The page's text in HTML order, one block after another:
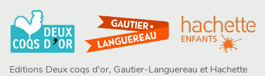
Editions Deux coqs d'or, Gautier-Languereau et Hachette